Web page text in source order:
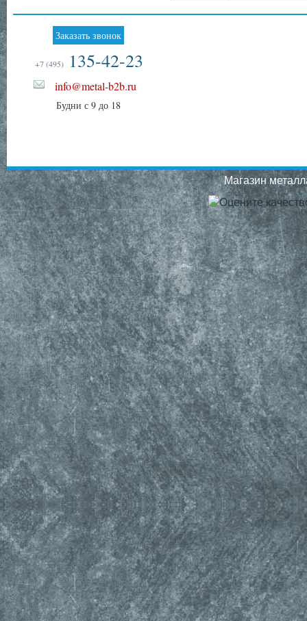
Заказать звонок
+7 (495) 135-42-23
info@metal-b2b.ru
Будни с 9 до 18
Магазин